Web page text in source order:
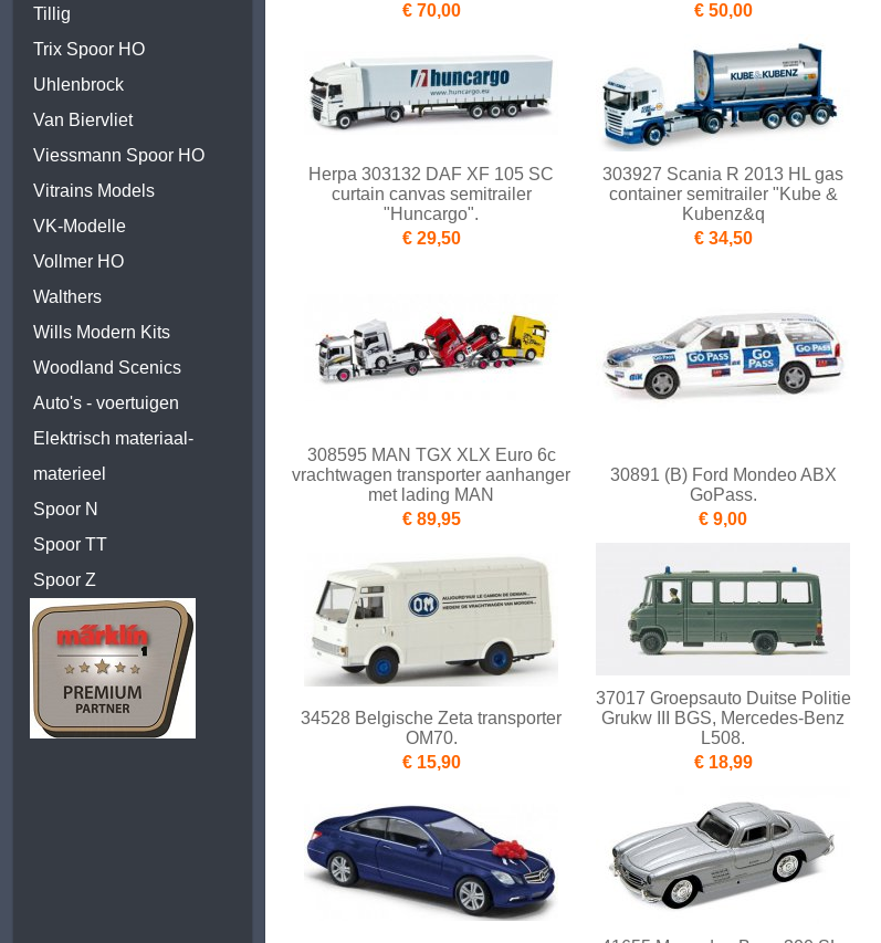
Tillig
Trix Spoor HO
Uhlenbrock
Van Biervliet
Viessmann Spoor HO
Vitrains Models
VK-Modelle
Vollmer HO
Walthers
Wills Modern Kits
Woodland Scenics
Auto's - voertuigen
Elektrisch materiaal-
materieel
Spoor N
Spoor TT
Spoor Z
€ 70,00
€ 50,00
Herpa 303132 DAF XF 105 SC
curtain canvas semitrailer
"Huncargo".
€ 29,50
303927 Scania R 2013 HL gas
container semitrailer "Kube &
Kubenz&q
€ 34,50
308595 MAN TGX XLX Euro 6c
vrachtwagen transporter aanhanger
met lading MAN
€ 89,95
30891 (B) Ford Mondeo ABX
GoPass.
€ 9,00
34528 Belgische Zeta transporter
OM70.
€ 15,90
37017 Groepsauto Duitse Politie
Grukw III BGS, Mercedes-Benz
L508.
€ 18,99